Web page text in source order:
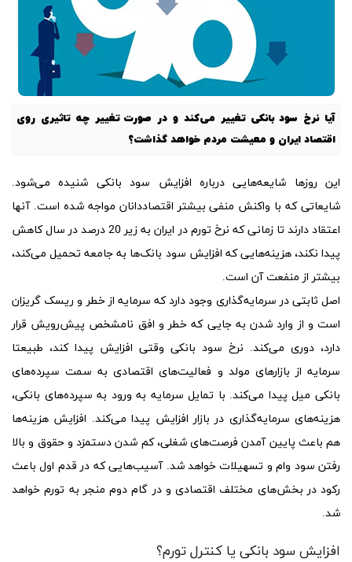
آیا نرخ سود بانکی تغییر می‌کند و در صورت تغییر چه تاثیری روی
اقتصاد ایران و معیشت مردم خواهد گذاشت؟
این روزها شایعه‌هایی درباره افزایش سود بانکی شنیده می‌شود.
شایعاتی که با واکنش منفی بیشتر اقتصاددانان مواجه شده است. آنها
اعتقاد دارند تا زمانی که نرخ تورم در ایران به زیر 20 درصد در سال کاهش
پیدا نکند، هزینه‌هایی که افزایش سود بانک‌ها به جامعه تحمیل می‌کند،
بیشتر از منفعت آن است.
اصل ثابتی در سرمایه‌گذاری وجود دارد که سرمایه از خطر و ریسک گریزان
است و از وارد شدن به جایی که خطر و افق نامشخص پیش‌رویش قرار
دارد، دوری می‌کند. نرخ سود بانکی وقتی افزایش پیدا کند، طبیعتا
سرمایه از بازارهای مولد و فعالیت‌های اقتصادی به سمت سپرده‌های
بانکی میل پیدا می‌کند. با تمایل سرمایه به ورود به سپرده‌های بانکی،
هزینه‌های سرمایه‌گذاری در بازار افزایش پیدا می‌کند. افزایش هزینه‌ها
هم باعث پایین آمدن فرصت‌های شغلی، کم شدن دستمزد و حقوق و بالا
رفتن سود وام و تسهیلات خواهد شد. آسیب‌هایی که در قدم اول باعث
رکود در بخش‌های مختلف اقتصادی و در گام دوم منجر به تورم خواهد
شد.
افزایش سود بانکی یا کنترل تورم؟